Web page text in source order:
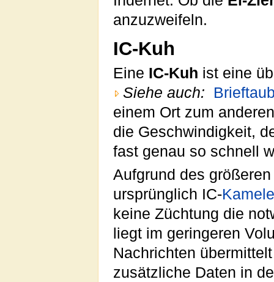
anzuzweifeln.
IC-Kuh
Eine IC-Kuh ist eine
Siehe auch:
einem Ort zum
die Geschwindigkeit,
fast genau so schnell
Aufgrund des
ursprünglich IC-Kamele
keine Züchtung die
liegt im geringeren
Nachrichten
zusätzliche Daten in